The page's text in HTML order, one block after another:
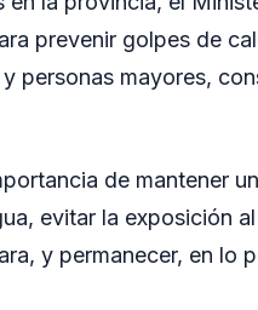
prevenir golpes de
personas mayores,
de mantener
evitar la exposición
y permanecer, en lo